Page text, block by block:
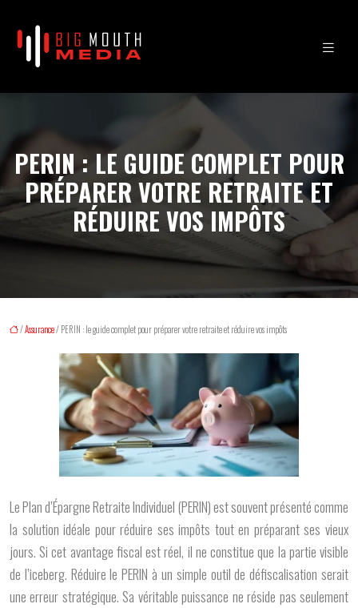
PERIN : LE GUIDE COMPLET POUR
PRÉPARER VOTRE RETRAITE ET
RÉDUIRE VOS IMPÔTS
/Assurance/ PERIN : le guide complet pour préparer votre retraite et réduire vos impôts
Le Plan d’Épargne Retraite Individuel (PERIN) est souvent présenté comme
la solution idéale pour réduire ses impôts tout en préparant ses vieux
jours. Si cet avantage fiscal est réel, il ne constitue que la partie visible
de l’iceberg. Réduire le PERIN à un simple outil de défiscalisation serait
une erreur stratégique. Sa véritable puissance ne réside pas seulement